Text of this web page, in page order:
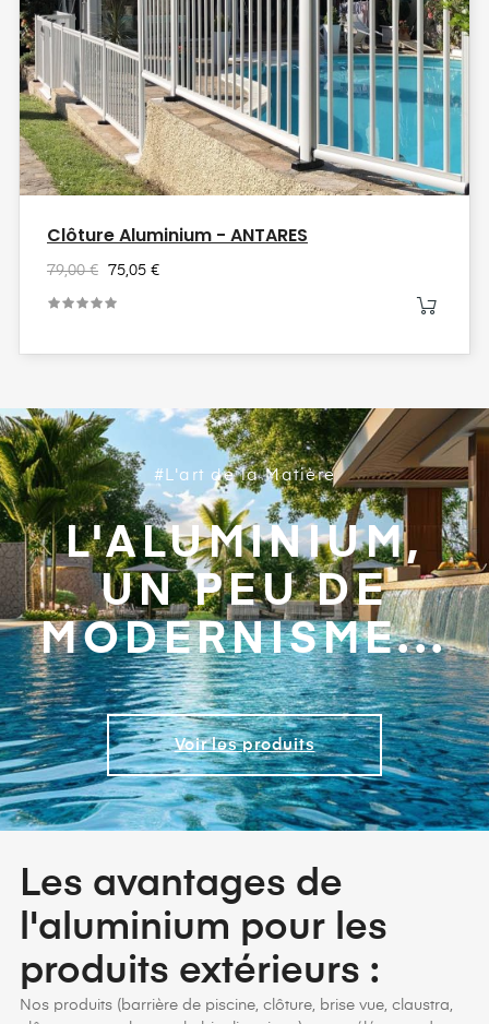
Clôture Aluminium - ANTARES
79,00 € 75,05 €
#L'art de la Matière
L'ALUMINIUM,
UN PEU DE
MODERNISME...
Voir les produits
Les avantages de
l'aluminium pour les
produits extérieurs :
Nos produits (barrière de piscine, clôture, brise vue, claustra,